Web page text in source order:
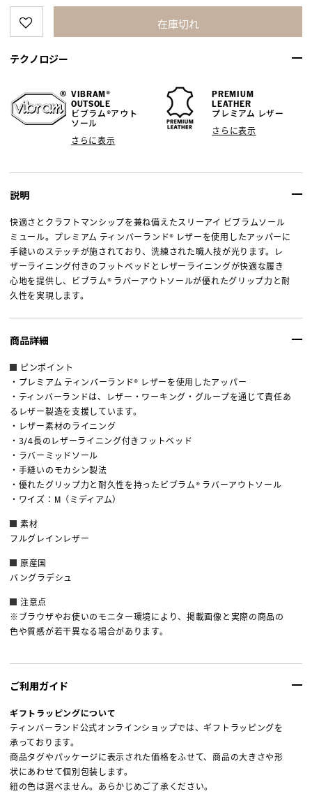
在庫切れ
テクノロジー
VIBRAM®
OUTSOLE
ビブラム®アウト
ソール
さらに表示
PREMIUM
LEATHER
プレミアム レザー
さらに表示
説明
快適さとクラフトマンシップを兼ね備えたスリーアイ ビブラムソール
ミュール。プレミアム ティンバーランド® レザーを使用したアッパーに
手縫いのステッチが施されており、洗練された職人技が光ります。レ
ザーライニング付きのフットベッドとレザーライニングが快適な履き
心地を提供し、ビブラム® ラバーアウトソールが優れたグリップ力と耐
久性を実現します。
商品詳細
ピンポイント
・プレミアム ティンバーランド® レザーを使用したアッパー
・ティンバーランドは、レザー・ワーキング・グループを通じて責任あ
るレザー製造を支援しています。
・レザー素材のライニング
・3/4長のレザーライニング付きフットベッド
・ラバーミッドソール
・手縫いのモカシン製法
・優れたグリップ力と耐久性を持ったビブラム® ラバーアウトソール
・ワイズ：M（ミディアム）
素材
フルグレインレザー
原産国
バングラデシュ
注意点
※ブラウザやお使いのモニター環境により、掲載画像と実際の商品の
色や質感が若干異なる場合があります。
ご利用ガイド
ギフトラッピングについて
ティンバーランド公式オンラインショップでは、ギフトラッピングを
承っております。
商品タグやパッケージに表示された価格をふせて、商品の大きさや形
状にあわせて個別包装します。
紐の色は選べません。あらかじめご了承ください。